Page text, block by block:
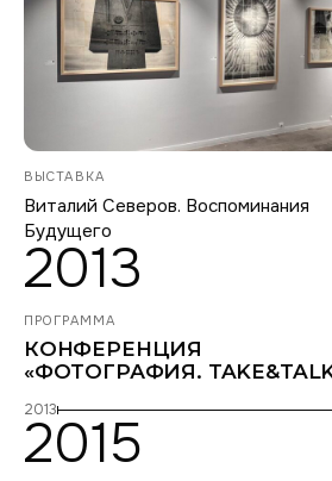
ВЫСТАВКА
Виталий Северов. Воспоминания
Будущего
2013
ПРОГРАММА
КОНФЕРЕНЦИЯ
«ФОТОГРАФИЯ.
2013
2015